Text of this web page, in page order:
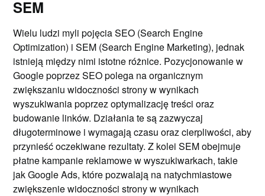
SEM
Wielu ludzi myli pojęcia SEO (Search Engine
Optimization) i SEM (Search Engine Marketing), jednak
istnieją między nimi istotne różnice. Pozycjonowanie w
Google poprzez SEO polega na organicznym
zwiększaniu widoczności strony w wynikach
wyszukiwania poprzez optymalizację treści oraz
budowanie linków. Działania te są zazwyczaj
długoterminowe i wymagają czasu oraz cierpliwości, aby
przynieść oczekiwane rezultaty. Z kolei SEM obejmuje
płatne kampanie reklamowe w wyszukiwarkach, takie
jak Google Ads, które pozwalają na natychmiastowe
zwiększenie widoczności strony w wynikach